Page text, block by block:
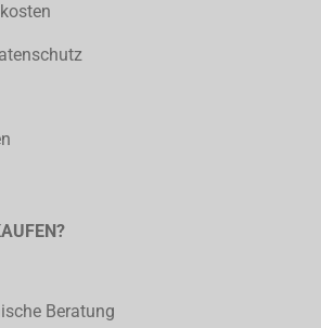
Beratung